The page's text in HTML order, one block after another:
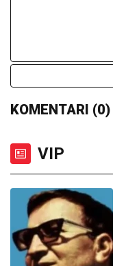
KOMENTARI (0)
VIP